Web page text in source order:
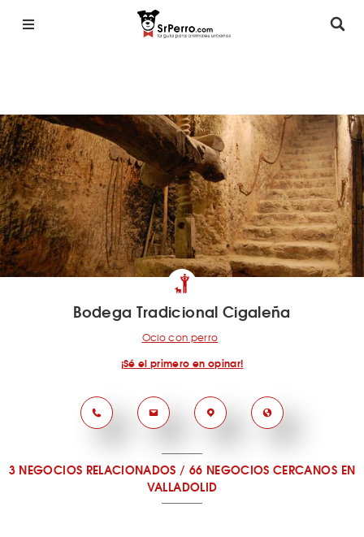
Bodega Tradicional Cigaleña
Ocio con perro
¡Sé el primero en opinar!
3 NEGOCIOS RELACIONADOS / 66 NEGOCIOS CERCANOS EN
VALLADOLID